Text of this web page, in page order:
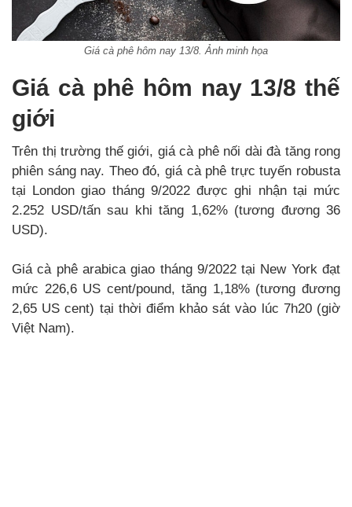
Giá cà phê hôm nay 13/8. Ảnh minh họa
Giá cà phê hôm nay 13/8 thế
giới
Trên thị trường thế giới, giá cà phê nối dài đà tăng rong
phiên sáng nay. Theo đó, giá cà phê trực tuyến robusta
tại London giao tháng 9/2022 được ghi nhận tại mức
2.252 USD/tấn sau khi tăng 1,62% (tương đương 36
USD).
Giá cà phê arabica giao tháng 9/2022 tại New York đạt
mức 226,6 US cent/pound, tăng 1,18% (tương đương
2,65 US cent) tại thời điểm khảo sát vào lúc 7h20 (giờ
Việt Nam).